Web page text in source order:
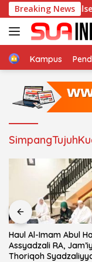
Langsung
ke
konten
Breaking News
Cengkalsewu
HomeKampus
Haul Al-Imam Abul
Assyadzali RA,
Thoriqoh